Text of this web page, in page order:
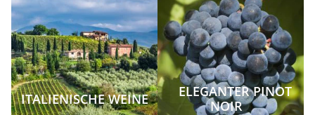
ITALIENISCHE WEINE
ELEGANTER PINOT
NOIR